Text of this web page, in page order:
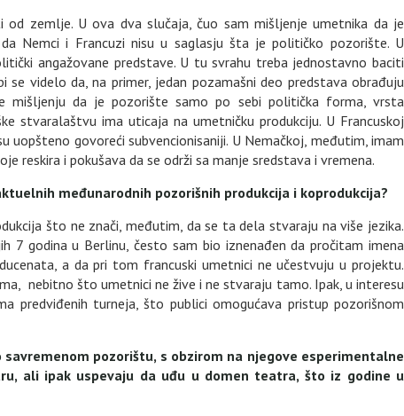
zemlje. U ova dva slučaja, čuo sam mišljenje umetnika da je
Nemci i Francuzi nisu u saglasju šta je političko pozorište. U
angažovane predstave. U tu svrahu treba jednostavno baciti
videlo da, na primer, jedan pozamašni deo predstava obrađuju
mišljenju da je pozorište samo po sebi politička forma, vrsta
stvaralaštvu ima uticaja na umetničku produkciju. U Francuskoj
uopšteno govoreći subvencionisaniji. U Nemačkoj, međutim, imam
reskira i pokušava da se održi sa manje sredstava i vremena.
međunarodnih pozorišnih produkcija i koprodukcija?
što ne znači, međutim, da se ta dela stvaraju na više jezika.
7 godina u Berlinu, često sam bio iznenađen da pročitam imena
a da pri tom francuski umetnici ne učestvuju u projektu.
nebitno što umetnici ne žive i ne stvaraju tamo. Ipak, u interesu
predviđenih turneja, što publici omogućava pristup pozorišnom
pozorištu, s obzirom na njegove esperimentalne
ali ipak uspevaju da uđu u domen teatra, što iz godine u